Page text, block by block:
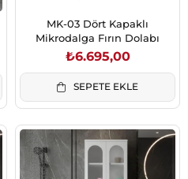
MK-03 Dört Kapaklı
Mikrodalga Fırın Dolabı
₺6.695,00
SEPETE EKLE